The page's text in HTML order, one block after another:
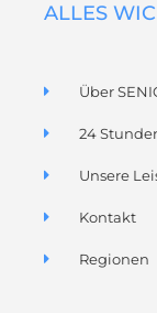
ALLES
Über
24
Unsere
Kontakt
Regionen